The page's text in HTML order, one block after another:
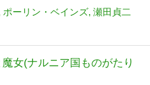
ポーリン・ベインズ 瀬田貞二
女(ナルニア国ものがたり